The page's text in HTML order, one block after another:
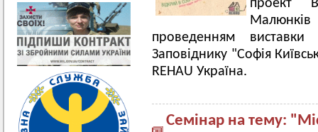
проект
проведенням
Заповіднику "Софія
REHAU Україна.
Семінар на тему: